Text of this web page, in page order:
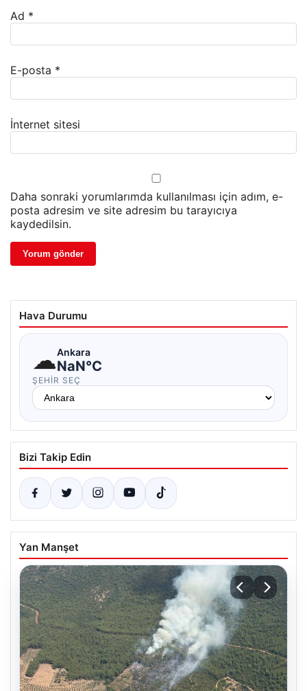
Ad *
E-posta *
İnternet sitesi
Daha sonraki yorumlarımda kullanılması için adım, e-
posta adresim ve site adresim bu tarayıcıya
kaydedilsin.
Hava Durumu
☁Ankara
NaN°C
ŞEHIR SEÇ
Bizi Takip Edin
Yan Manşet